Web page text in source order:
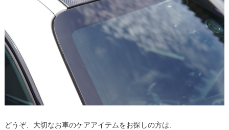
どうぞ、大切なお車のケアアイテムをお探しの方は、